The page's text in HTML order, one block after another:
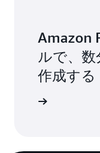
Amazon
ルで、
作成する